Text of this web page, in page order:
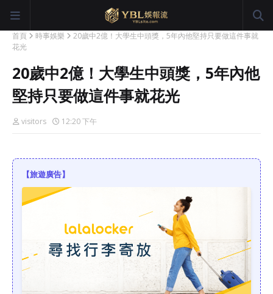
首頁 時事娛樂
20歲中2億！大學生中頭獎，5年內他堅持只要做這件事就
花光
20歲中2億！大學生中頭獎，5年內他
堅持只要做這件事就花光
visitors 12:20 下午
【旅遊廣告】